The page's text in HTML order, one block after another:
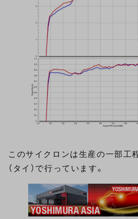
このサイクロンは生産の一部工
（タイ）で行っています。